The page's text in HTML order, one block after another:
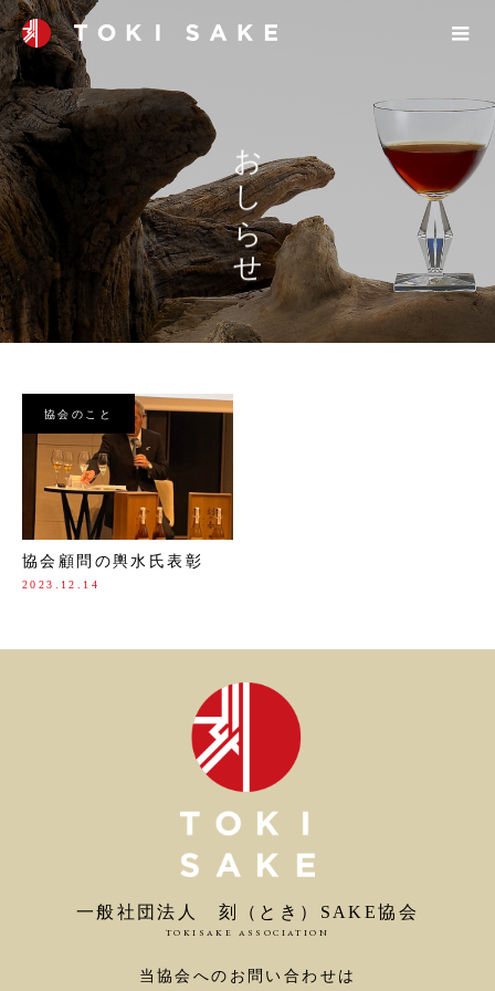
おしらせ
協会のこと
協会顧問の輿水氏表彰
2023.12.14
一般社団法人 刻（とき）SAKE協会
TOKISAKE ASSOCIATION
当協会へのお問い合わせは